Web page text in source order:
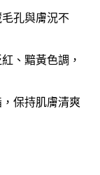
孔與膚況不
、黯黃色調，
保持肌膚清爽